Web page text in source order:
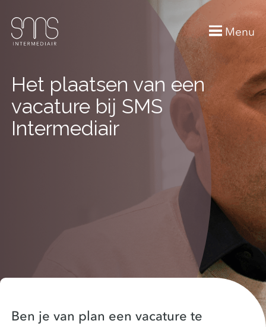
Menu
Het plaatsen van een
vacature bij SMS
Intermediair
Ben je van plan een vacature te